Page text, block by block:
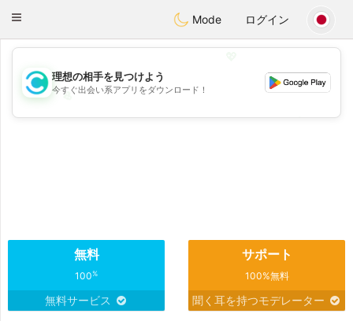
olombiaCitas
Toggle
Mode ログイン
💖
💕
理想の相手を見つけよう
今すぐ出会い系アプリをダウンロード！
無料
100%
無料サービス
サポート
100%無料
聞く耳を持つモデレーター